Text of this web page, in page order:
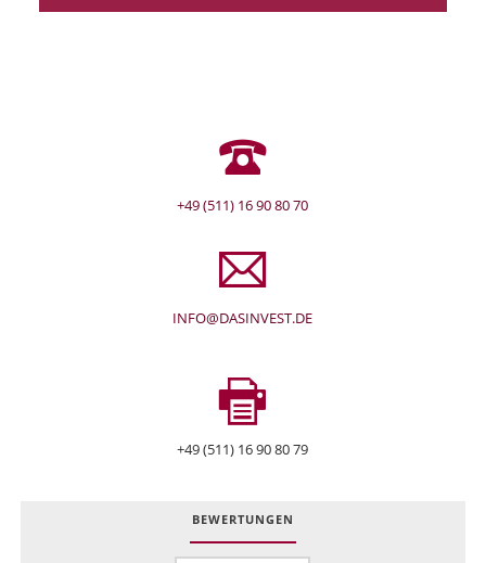
+49 (511) 16 90 80 70
INFO@DASINVEST.DE
+49 (511) 16 90 80 79
BEWERTUNGEN